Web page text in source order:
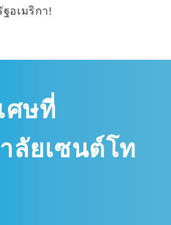
อเมริกา!
ศษที่
ลัยเซนต์โท